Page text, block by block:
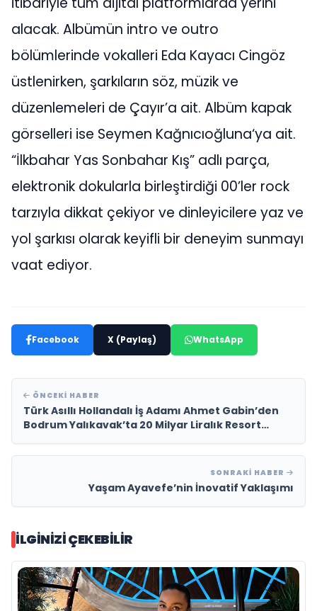
alacak. Albümün intro ve outro
bölümlerinde vokalleri Eda Kayacı Cingöz
üstlenirken, şarkıların söz, müzik ve
düzenlemeleri de Çayır’a ait. Albüm kapak
görselleri ise Seymen Kağnıcıoğluna‘ya ait.
“İlkbahar Yas Sonbahar Kış” adlı parça,
elektronik dokularla birleştirdiği 00’ler rock
tarzıyla dikkat çekiyor ve dinleyicilere yaz ve
yol şarkısı olarak keyifli bir deneyim sunmayı
vaat ediyor.
Facebook X (Paylaş) WhatsApp
ÖNCEKI HABER
Türk Asıllı Hollandalı İş Adamı Ahmet Gabin’den
Bodrum Yalıkavak’ta 20 Milyar Liralık Resort
SONRAKI HABER
Yaşam Ayavefe’nin İnovatif Yaklaşımı
İLGINIZI ÇEKEBILIR